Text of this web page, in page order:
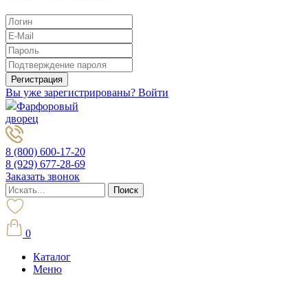
Вы уже зарегистрированы? Войти
Фарфоровый
дворец
8 (800) 600-17-20
8 (929) 677-28-69
Заказать звонок
0
Каталог
Меню